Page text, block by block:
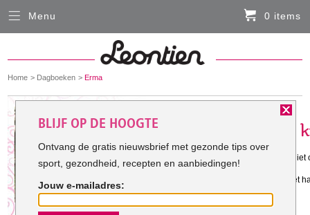
You
here:
Home Dagboeken Erma
Gestart met mijn doel: 28-5-2014
Ik ben na mijn vakantie nog steeds
Ook ben ik voorzichtig begonnen met
kunnen lopen.
Menu 0 items
Sluiten
HARDLOOPKLEDING
FIETSKLEDING
SERVICE
Inloggen
BLIJF OP DE HOOGTE
Ontvang de gratis nieuwsbrief met gezonde tips over
sport, gezondheid, recepten en aanbiedingen!
Jouw e-mailadres: